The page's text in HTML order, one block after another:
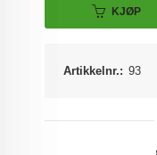
KJØP
Artikkelnr.: 93